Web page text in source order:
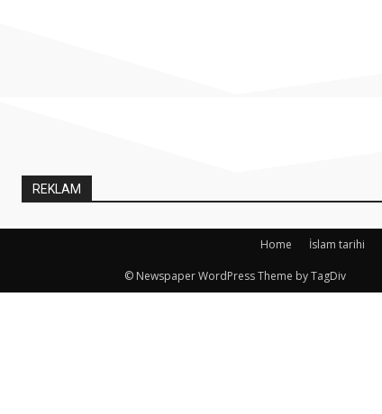
REKLAM
Home İslam tarihi
© Newspaper WordPress Theme by TagDiv